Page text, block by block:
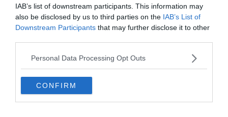
IAB’s list of downstream participants. This information may
also be disclosed by us to third parties on the IAB’s List of
Downstream Participants that may further disclose it to other
Personal Data Processing Opt Outs
CONFIRM
Készen állsz?
0%
Az alábbiak közül ki nem
készített "Tetemrehívás"
műalkotást?